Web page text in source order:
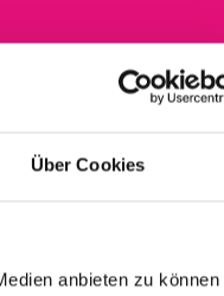
Über Cookies
anbieten zu können
Pride Berlin?